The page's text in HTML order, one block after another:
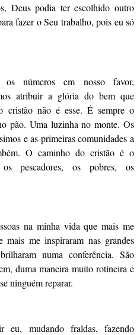
Deus podia ter escolhido outro
fazer o Seu trabalho, pois eu só
números em nosso favor,
atribuir a glória do bem que
cristão não é esse. É sempre o
pão. Uma luzinha no monte. Os
e as primeiras comunidades a
O caminho do cristão é o
os pescadores, os pobres, os
na minha vida que mais me
mais me inspiraram nas grandes
numa conferência. São
duma maneira muito rotineira e
ninguém reparar.
eu, mudando fraldas, fazendo